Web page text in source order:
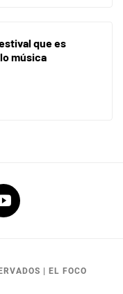
que es
música
| EL FOCO